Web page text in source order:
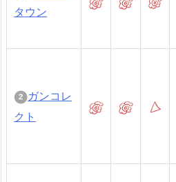
タウン
ガンコレ
クト